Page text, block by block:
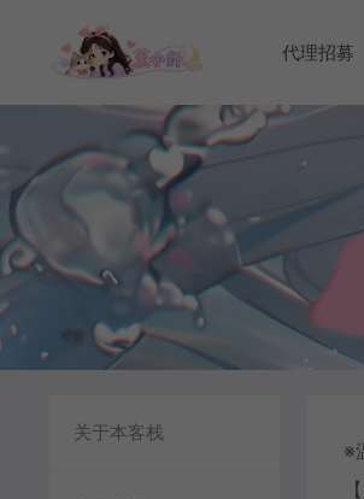
代理招募
关于本客栈
※